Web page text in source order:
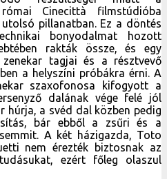
Cinecittà filmstúdióba
pillanatban. Ez a döntés
bonyodalmat hozott
rakták össze, és egy
tagjai és a résztvevő
a helyszíni próbákra érni. A
szaxofonosa kifogyott a
dalának vége felé jól
húrja, a svéd dal közben pedig
bár ebből a zsűri és a
A két házigazda, Toto
nem érezték biztosnak az
ezért főleg olaszul